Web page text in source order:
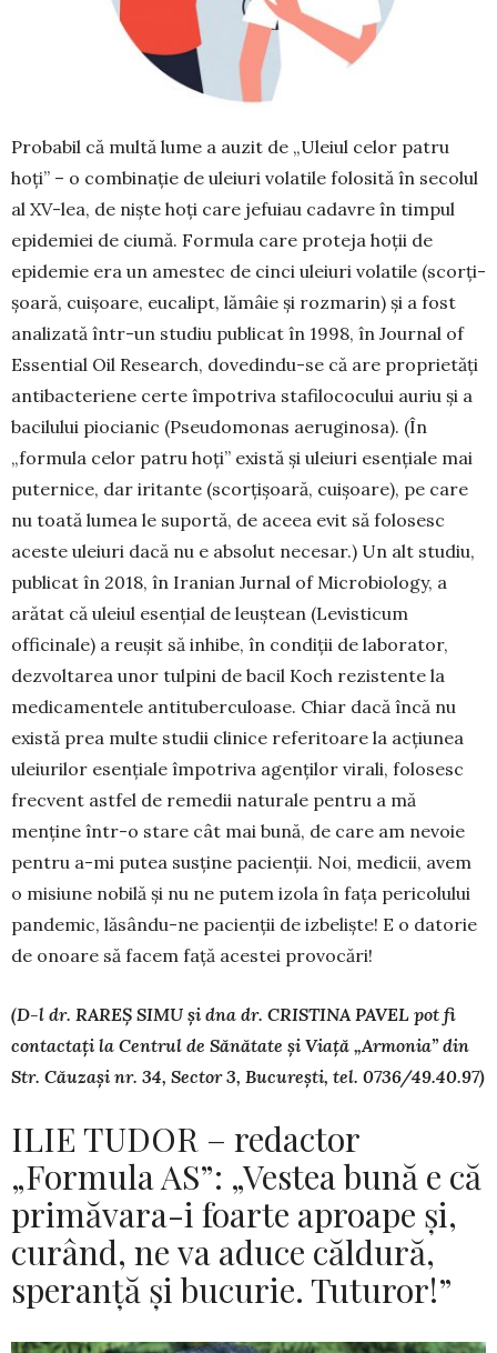
Probabil că multă lume a auzit de „Uleiul celor patru
hoți” – o combinație de uleiuri volatile folosită în secolul
al XV-lea, de niște hoți care jefuiau cadavre în timpul
epidemiei de ciumă. Formula care proteja hoții de
epidemie era un amestec de cinci uleiuri volatile (scorți­
șoară, cuișoare, eucalipt, lămâie și rozmarin) și a fost
analizată într-un stu­diu publicat în 1998, în Jour­nal of
Essential Oil Research, dovedindu-se că are pro­prie­tăți
antibacteriene certe îm­potriva stafilococului auriu și a
bacilului piocianic (Pseudomo­nas aeruginosa). (În
„formula celor patru hoți” există și uleiuri esențiale mai
puternice, dar iritante (scorțișoară, cuișoare), pe care
nu toată lumea le suportă, de aceea evit să folosesc
aceste uleiuri dacă nu e absolut necesar.) Un alt studiu,
publicat în 2018, în Iranian Jurnal of Microbiology, a
arătat că uleiul esențial de leuștean (Levisticum
officinale) a reușit să inhibe, în condiții de laborator,
dezvoltarea unor tulpini de bacil Koch rezistente la
medicamentele antituberculoase. Chiar dacă încă nu
există prea multe studii clinice referitoare la acțiunea
uleiurilor esențiale împotriva agenților virali, folosesc
frecvent astfel de remedii naturale pentru a mă
menține într-o stare cât mai bună, de care am nevoie
pentru a-mi putea susține pacienții. Noi, medicii, avem
o misiune nobilă și nu ne putem izola în fața pericolului
pandemic, lăsându-ne pacienții de izbeliște! E o datorie
de onoare să facem față acestei provocări!
(D-l dr. RAREȘ SIMU și dna dr. CRISTINA PAVEL pot fi
contactați la Centrul de Sănătate și Viață „Armonia” din
Str. Căuzași nr. 34, Sector 3, București, tel. 0736/49.40.97)
ILIE TUDOR – redactor
„Formula AS”: „Vestea bună e că
primăvara-i foarte aproape și,
curând, ne va aduce căldură,
speranță și bucurie. Tuturor!”